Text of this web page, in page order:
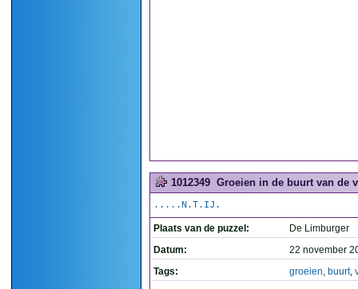
1012349 Groeien in de buurt van de
.....N.T.IJ.
Plaats van de puzzel:
De Limburger
Datum:
22 november
Tags:
groeien, buurt,